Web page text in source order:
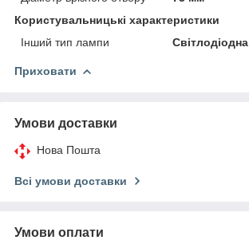
Користувальницькі характеристики
Інший тип лампи
Світлодіодна
Приховати
Умови доставки
Нова Пошта
Всі умови доставки
Умови оплати